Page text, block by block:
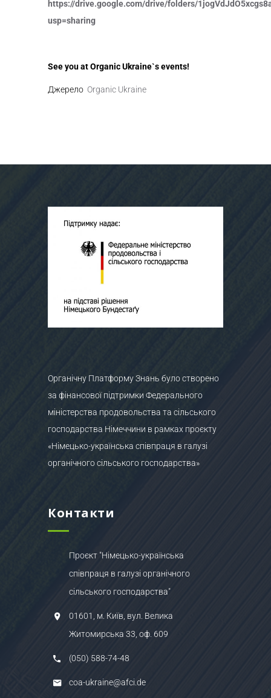
https://drive.google.com/drive/folders/
usp=sharing
See you at Organic Ukraine`s events!
Джерело Organic Ukraine
Органічну Платформу Знань було створено
за фінансової підтримки Федерального
міністерства продовольства та сільського
господарства Німеччини в рамках проєкту
«Німецько-українська співпраця в галузі
органічного сільського господарства»
Контакти
Проєкт "Німецько-українська
співпраця в галузі органічного
сільського господарства"
01601, м. Київ, вул. Велика
Житомирська 33, оф. 609
(050) 588-74-48
coa-ukraine@afci.de